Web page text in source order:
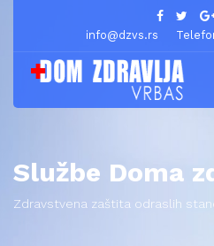
info@dzvs.rs
Službe Doma
Zdravstvena zaštita odraslih